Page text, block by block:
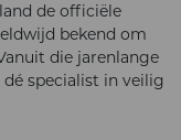
de officiële
bekend om
die jarenlange
specialist in veilig